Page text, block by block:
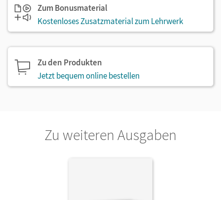
Zum Bonusmaterial
Kostenloses Zusatzmaterial zum Lehrwerk
Zu den Produkten
Jetzt bequem online bestellen
Zu weiteren Ausgaben